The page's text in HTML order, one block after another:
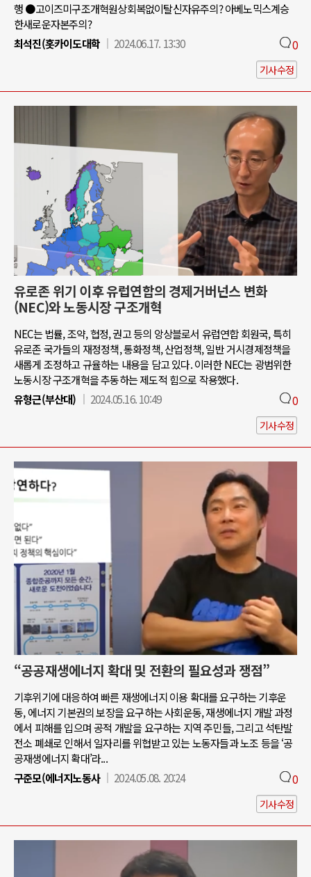
행 ●고이즈미구조개혁원상회복없이탈신자유주의? 아베노믹스계승
한새로운자본주의?
최석진(홋카이도대학
2024.06.17. 13:30 0
기사수정
유로존 위기 이후 유럽연합의 경제거버넌스 변화
(NEC)와 노동시장 구조개혁
NEC는 법률, 조약, 협정, 권고 등의 앙상블로서 유럽연합 회원국, 특히
유로존 국가들의 재정정책, 통화정책, 산업정책, 일반 거시경제정책을
새롭게 조정하고 규율하는 내용을 담고 있다. 이러한 NEC는 광범위한
노동시장 구조개혁을 추동하는 제도적 힘으로 작용했다.
유형근(부산대)
2024.05.16. 10:49 0
기사수정
“공공재생에너지 확대 및 전환의 필요성과 쟁점”
기후위기에 대응하여 빠른 재생에너지 이용 확대를 요구하는 기후운
동, 에너지 기본권의 보장을 요구하는 사회운동, 재생에너지 개발 과정
에서 피해를 입으며 공적 개발을 요구하는 지역 주민들, 그리고 석탄발
전소 폐쇄로 인해서 일자리를 위협받고 있는 노동자들과 노조 등을 ‘공
공재생에너지 확대’라...
구준모(에너지노동사
2024.05.08. 20:24 0
기사수정